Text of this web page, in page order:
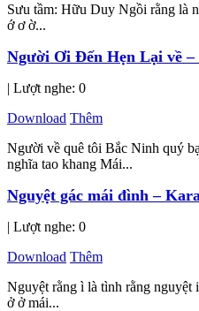
Sưu tầm: Hữu Duy Ngồi rằng là
ớ ơ ờ...
Người Ơi Đến Hẹn Lại về –
| Lượt nghe: 0
Download Thêm
Người về quê tôi Bắc Ninh quý
nghĩa tao khang Mái...
Nguyệt gác mái đình –
| Lượt nghe: 0
Download Thêm
Nguyệt rằng ì là tình rằng nguyệt
ở ở mái...